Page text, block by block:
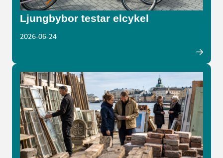
Ljungbybor testar elcykel
2026-06-24